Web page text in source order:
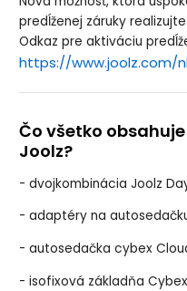
predĺženej záruky
Odkaz pre aktiváciu
https://www.joolz.com/
Čo všetko
Joolz?
- dvojkombinácia Joolz
- adaptéry na
- autosedačka cybex
- isofixová základňa